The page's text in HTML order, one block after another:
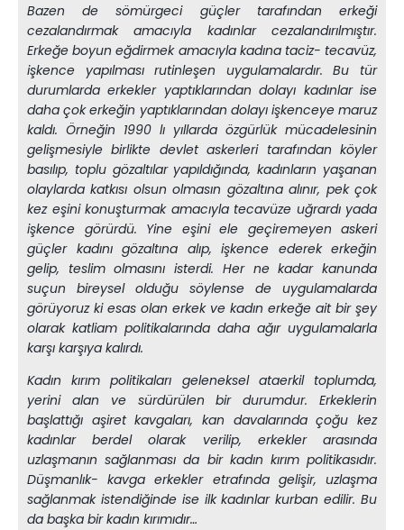
Bazen de sömürgeci güçler tarafından erkeği
cezalandırmak amacıyla kadınlar cezalandırılmıştır.
Erkeğe boyun eğdirmek amacıyla kadına taciz- tecavüz,
işkence yapılması rutinleşen uygulamalardır. Bu tür
durumlarda erkekler yaptıklarından dolayı kadınlar ise
daha çok erkeğin yaptıklarından dolayı işkenceye maruz
kaldı. Örneğin 1990 lı yıllarda özgürlük mücadelesinin
gelişmesiyle birlikte devlet askerleri tarafından köyler
basılıp, toplu gözaltılar yapıldığında, kadınların yaşanan
olaylarda katkısı olsun olmasın gözaltına alınır, pek çok
kez eşini konuşturmak amacıyla tecavüze uğrardı yada
işkence görürdü. Yine eşini ele geçiremeyen askeri
güçler kadını gözaltına alıp, işkence ederek erkeğin
gelip, teslim olmasını isterdi. Her ne kadar kanunda
suçun bireysel olduğu söylense de uygulamalarda
görüyoruz ki esas olan erkek ve kadın erkeğe ait bir şey
olarak katliam politikalarında daha ağır uygulamalarla
karşı karşıya kalırdı.
Kadın kırım politikaları geleneksel ataerkil toplumda,
yerini alan ve sürdürülen bir durumdur. Erkeklerin
başlattığı aşiret kavgaları, kan davalarında çoğu kez
kadınlar berdel olarak verilip, erkekler arasında
uzlaşmanın sağlanması da bir kadın kırım politikasıdır.
Düşmanlık- kavga erkekler etrafında gelişir, uzlaşma
sağlanmak istendiğinde ise ilk kadınlar kurban edilir. Bu
da başka bir kadın kırımıdır…